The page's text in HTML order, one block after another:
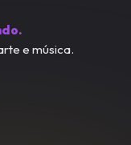
e música.